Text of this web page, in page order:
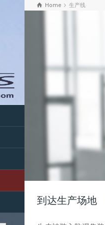
Home 生产线
到达生产场地